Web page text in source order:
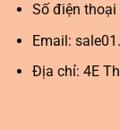
Số điện
Email:
Địa chỉ: 4E